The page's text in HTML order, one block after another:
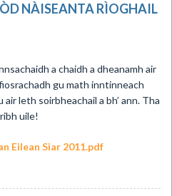
NÀISEANTA RÌOGHAIL
a chaidh a dheanamh air
gu math inntinneach
leth soirbheachail a bh’ ann. Tha
uile!
Eilean Siar 2011.pdf